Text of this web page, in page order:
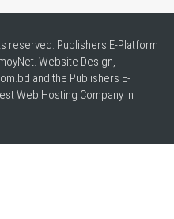
reserved. Publishers E-Platform
Website Design,
and the Publishers E-
Web Hosting Company in